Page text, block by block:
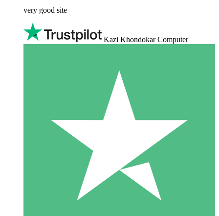
very good site
Kazi Khondokar Computer